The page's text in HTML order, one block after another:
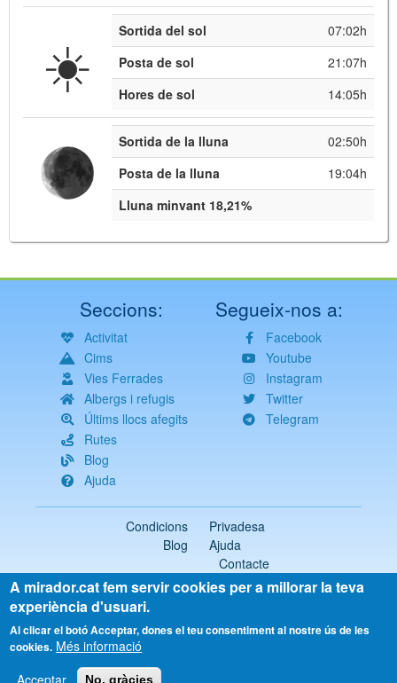
☀️ Sortida del sol
07:02h
Posta de sol
21:07h
Hores de sol
14:05h
Sortida de la lluna
02:50h
Posta de la lluna
19:04h
Lluna minvant 18,21%
Seccions:
Activitat
Cims
Vies Ferrades
Albergs i refugis
Últims llocs afegits
Rutes
Blog
Ajuda
Segueix-nos a:
Facebook
Youtube
Instagram
Twitter
Telegram
Condicions
Privadesa
Blog
Ajuda
Contacte
2018-2026 ©mirador.cat
Tots els drets reservats
Select
language
A mirador.cat fem servir cookies per a millorar la teva
experiència d'usuari.
Al clicar el botó Acceptar, dones el teu consentiment al nostre ús de les
cookies. Més informació
Acceptar
No, gràcies